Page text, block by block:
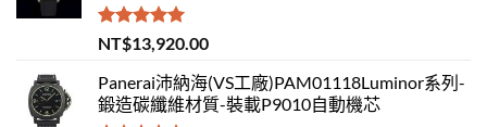
評分5.00
滿分 5
NT$13,920.00
Panerai沛納海(VS工廠)PAM01118Luminor系列-
鍛造碳纖維材質-裝載P9010自動機芯